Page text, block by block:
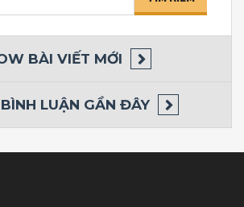
BÀI VIẾT MỚI
BÌNH LUẬN GẦN ĐÂY